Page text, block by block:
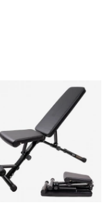
XL
11.5
10.5